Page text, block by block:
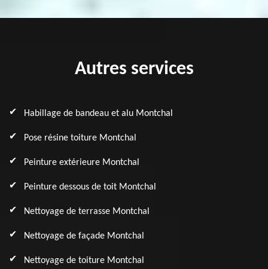
Autres services
Habillage de bandeau et alu Montchal
Pose résine toiture Montchal
Peinture extérieure Montchal
Peinture dessous de toit Montchal
Nettoyage de terrasse Montchal
Nettoyage de façade Montchal
Nettoyage de toiture Montchal